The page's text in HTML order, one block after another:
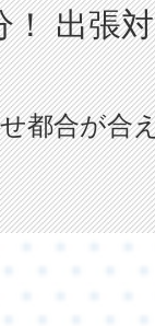
！ 出張
都合が合